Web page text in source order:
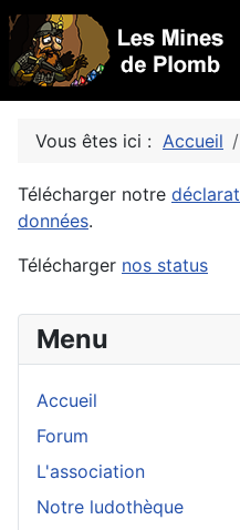
Vous êtes ici : Accueil
Télécharger notre
données.
Télécharger nos status
Menu
Accueil
Forum
L'association
Notre ludothèque